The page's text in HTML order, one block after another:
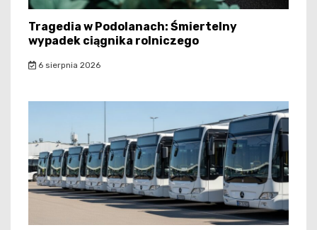
Tragedia w Podolanach: Śmiertelny
wypadek ciągnika rolniczego
6 sierpnia 2026